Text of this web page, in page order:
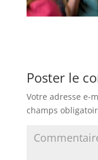
Poster le
Votre adresse e-
champs